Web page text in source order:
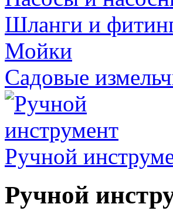
Шланги и
Мойки
Садовые
Ручной
Ручной